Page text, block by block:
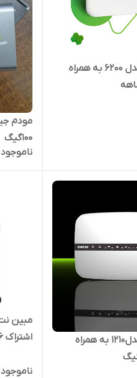
مودم مبین نت مدل 6200 به همراه
۱۰۰گیگ
ناموجود
مودم مبین نت مدل1210 به همراه
اشتراک ۶ماهه
ناموجود